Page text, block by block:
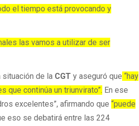
el tiempo está provocando y
las vamos a utilizar de ser
de la CGTy aseguró que “hay
que continúa un triunvirato”. En ese
excelentes”, afirmando que“puede
eso se debatirá entre las 224